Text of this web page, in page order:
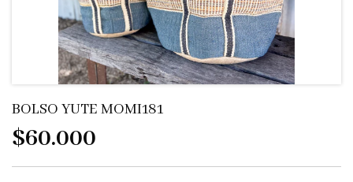
BOLSO YUTE MOMI181
$60.000